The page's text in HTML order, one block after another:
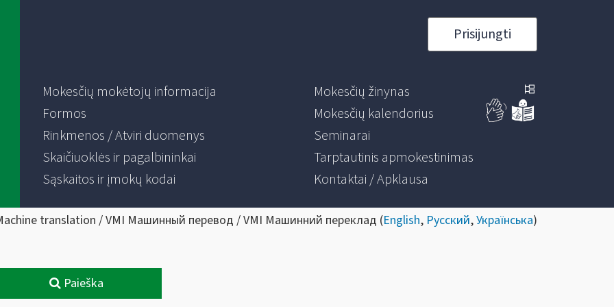
Prisijungti
Mokesčių mokėtojų informacija
Formos
Rinkmenos / Atviri duomenys
Skaičiuoklės ir pagalbininkai
Sąskaitos ir įmokų kodai
Mokesčių žinynas
Mokesčių kalendorius
Seminarai
Tarptautinis apmokestinimas
Kontaktai / Apklausa
translation / VMI Машинный перевод / VMI Машинний переклад (English, Русский,Українська)
Paieška